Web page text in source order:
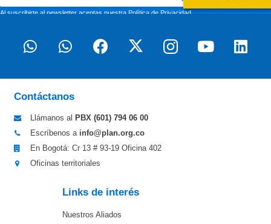
Al suscribirte al newsletter aceptas nuestraPolítica de Privacidad
Contáctanos
Llámanos al PBX (601) 794 06 00
Escríbenos a info@plan.org.co
En Bogotá: Cr 13 # 93-19 Oficina 402
Oficinas territoriales
Links de interés
Nuestros Aliados